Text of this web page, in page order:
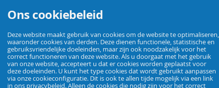
Uw vakhandel voor landbouw, veehouderij, huis, erf en tuin.
© Agrarking. Alle rechten voorbehouden.
Ons cookiebeleid
Deze website maakt gebruik van cookies om de website te optimaliseren,
waaronder cookies van derden. Deze dienen functionele, statistische en
gebruiksvriendelijke doeleinden, maar zijn ook noodzakelijk voor het
correct functioneren van deze website. Als u doorgaat met het gebruik
van onze website, accepteert u dat er cookies worden geplaatst voor
deze doeleinden. U kunt het type cookies dat wordt gebruikt aanpassen
via onze cookieconfiguratie. Dit is ook te allen tijde mogelijk via een link
in ons privacybeleid. Alleen de cookies die nodig zijn voor het correct